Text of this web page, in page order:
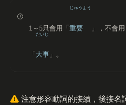
1 ～5只會用「重要
じゅうよう
」，不會
「 大事
だいじ
」。
注意形容動詞的接續，後接名